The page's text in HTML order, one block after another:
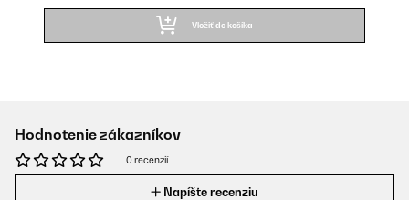
Vložiť do košíka
Hodnotenie zákazníkov
0 recenzií
Napíšte recenziu